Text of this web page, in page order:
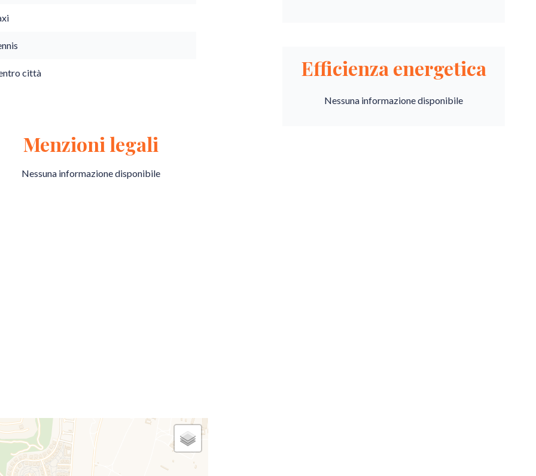
città
Menzioni legali
Nessuna informazione disponibile
Efficienza energetica
Nessuna informazione disponibile